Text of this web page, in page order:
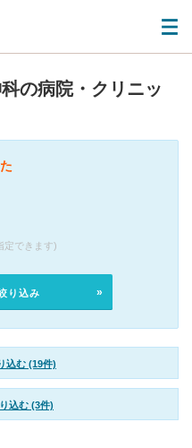
の病院・クリニッ
定できます)
り込み
込む (19件)
込む (3件)